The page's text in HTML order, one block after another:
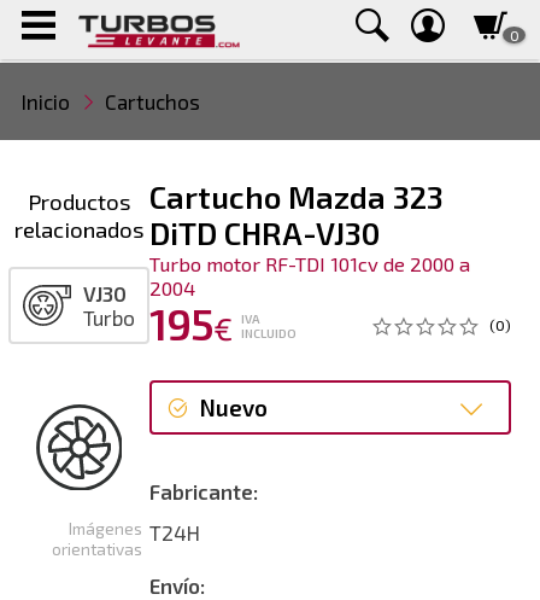
0
Inicio Cartuchos
Cartucho Mazda 323
DiTD CHRA-VJ30
Turbo motor RF-TDI 101cv de 2000 a
2004
195€
IVA
INCLUIDO
(0)
Nuevo
Fabricante:
T24H
Envío:
Imágenes
orientativas
Productos
relacionados
VJ30
Turbo